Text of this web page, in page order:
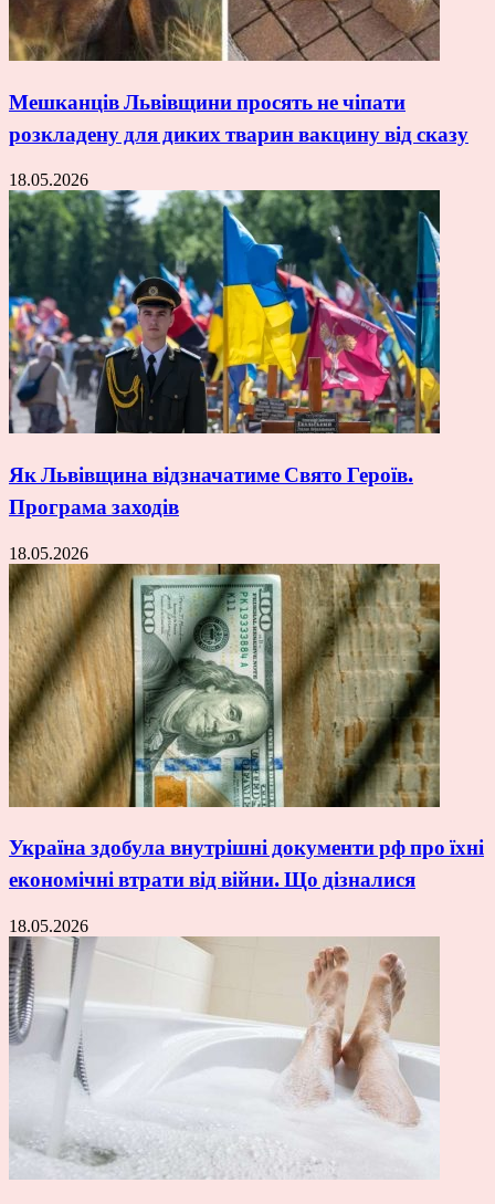
Мешканців Львівщини просять не чіпати
розкладену для диких тварин вакцину від сказу
18.05.2026
Як Львівщина відзначатиме Свято Героїв.
Програма заходів
18.05.2026
Україна здобула внутрішні документи рф про їхні
економічні втрати від війни. Що дізналися
18.05.2026